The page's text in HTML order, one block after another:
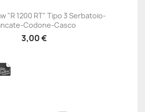
"R 1200 RT" Tipo 3 Serbatoio-
Codone-Casco
3,00 €